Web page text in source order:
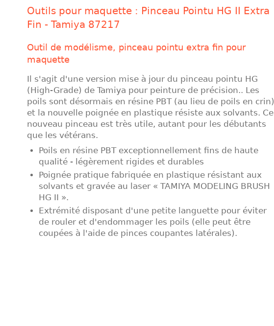
Outils pour maquette : Pinceau Pointu HG II Extra
Fin - Tamiya 87217
Outil de modélisme, pinceau pointu extra fin pour
maquette
Il s'agit d'une version mise à jour du pinceau pointu HG
(High-Grade) de Tamiya pour peinture de précision.. Les
poils sont désormais en résine PBT (au lieu de poils en crin)
et la nouvelle poignée en plastique résiste aux solvants. Ce
nouveau pinceau est très utile, autant pour les débutants
que les vétérans.
Poils en résine PBT exceptionnellement fins de haute
qualité - légèrement rigides et durables
Poignée pratique fabriquée en plastique résistant aux
solvants et gravée au laser « TAMIYA MODELING BRUSH
HG II ».
Extrémité disposant d'une petite languette pour éviter
de rouler et d'endommager les poils (elle peut être
coupées à l'aide de pinces coupantes latérales).